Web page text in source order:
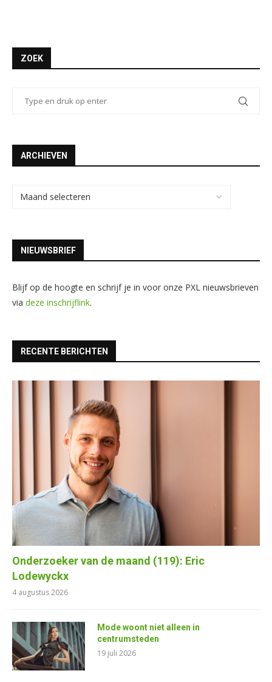
ZOEK
ARCHIEVEN
NIEUWSBRIEF
Blijf op de hoogte en schrijf je in voor onze PXL nieuwsbrieven
via deze inschrijflink.
RECENTE BERICHTEN
Onderzoeker van de maand (119): Eric
Lodewyckx
4 augustus 2026
Mode woont niet alleen in
centrumsteden
19 juli 2026